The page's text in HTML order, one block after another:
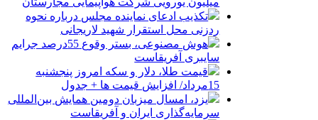
تکذیب ادعای نماینده مجلس درباره نحوه
ردزنی محل استقرار شهید لاریجانی
هوش مصنوعی، بستر وقوع 55درصد جرایم
سایبری آفریقاست
قیمت طلا، دلار و سکه امروز پنجشنبه
15مرداد/ افزایش قیمت ها + جدول
یزد، امسال میزبان دومین همایش بین‌المللی
سرمایه‌گذاری ایران و آفریقاست